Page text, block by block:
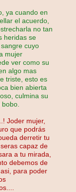
ya cuando en
el acuerdo,
no tan
heridas se
cuyo
mujer
ver como su
algo mas
triste, esto es
bien abierta
culmina su
Joder mujer,
que podrás
derretir tu
capaz de
a tu mirada,
debemos de
para poder